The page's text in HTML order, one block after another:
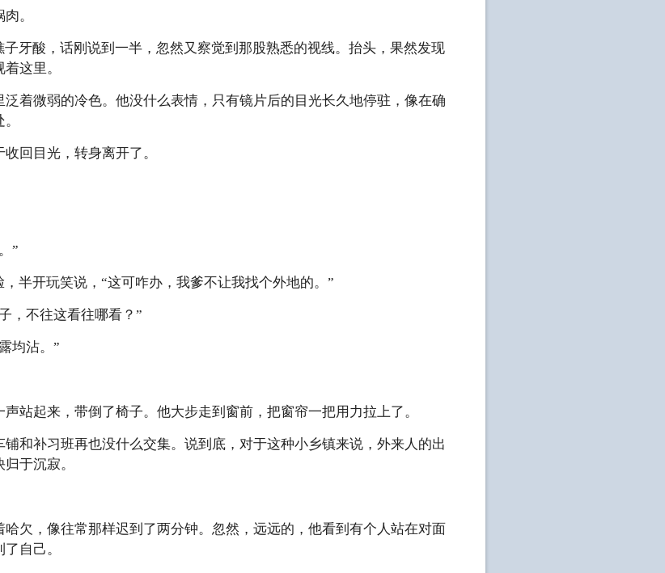
。
牙酸，话刚说到一半，忽然又察觉到那股熟悉的视线。抬头，果然发现
这里。
着微弱的冷色。他没什么表情，只有镜片后的目光长久地停驻，像在确
回目光，转身离开了。
”
半开玩笑说，“这可咋办，我爹不让我找个外地的。”
，不往这看往哪看？”
均沾。”
站起来，带倒了椅子。他大步走到窗前，把窗帘一把用力拉上了。
和补习班再也没什么交集。说到底，对于这种小乡镇来说，外来人的出
于沉寂。
欠，像往常那样迟到了两分钟。忽然，远远的，他看到有个人站在对面
自己。